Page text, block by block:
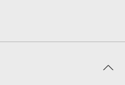
音素材の制作・ライセンス提供